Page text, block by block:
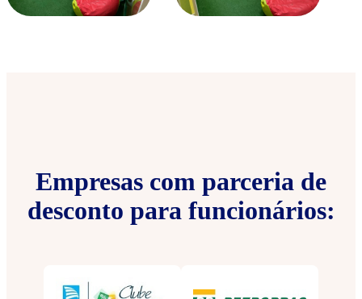
Empresas com parceria de
desconto para funcionários: